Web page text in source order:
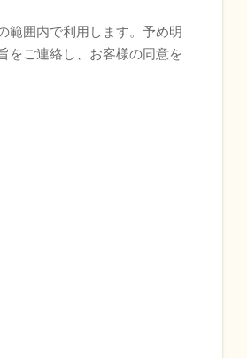
範囲内で利用します。予め明
をご連絡し、お客様の同意を